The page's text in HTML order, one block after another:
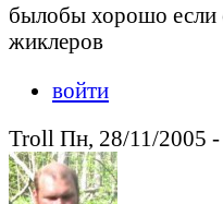
былобы хорошо если
жиклеров
войти
Troll Пн, 28/11/2005 -